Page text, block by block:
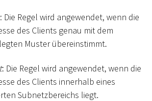
: Die Regel wird angewendet, wenn die
des Clients genau mit dem
Muster übereinstimmt.
: Die Regel wird angewendet, wenn die
des Clients innerhalb eines
Subnetzbereichs liegt.